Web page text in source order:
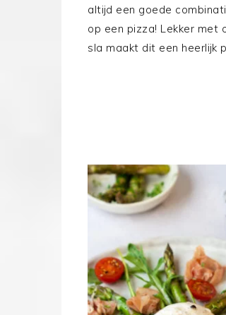
altijd een goede
op een pizza! Lekker met
sla maakt dit een heerlijk